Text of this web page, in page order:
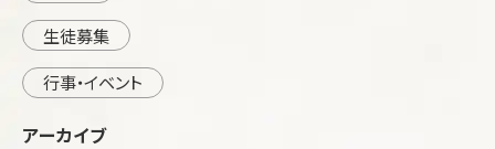
生徒募集
行事・イベント
アーカイブ